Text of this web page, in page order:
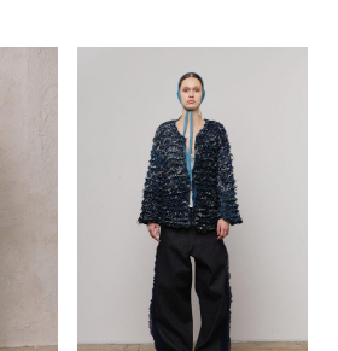
має
кілька
варіантів.
Параметри
можна
вибрати
на
сторінці
товару